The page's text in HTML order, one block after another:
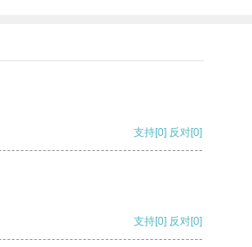
支持[0] 反对[0]
支持[0] 反对[0]